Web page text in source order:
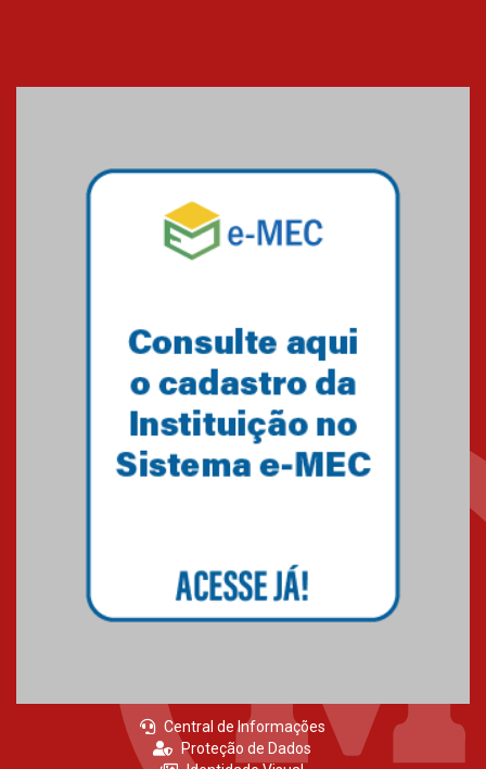
Mackenzie mobiliza campanha
solidária para apoiar famílias em
Minas Gerais
Primeiro culto do ano ressalta o
27.02.2026
Central de Informações
Proteção de Dados